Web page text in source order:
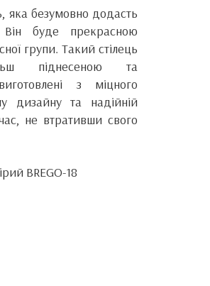
яка безумовно додасть
Він буде прекрасною
групи. Такий стілець
піднесеною та
з міцного
дизайну та надійній
не втративши свого
BREGO-18